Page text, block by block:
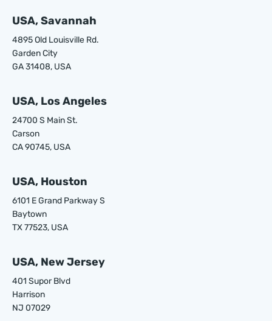
USA, Savannah
4895 Old Louisville Rd.
Garden City
GA 31408, USA
USA, Los Angeles
24700 S Main St.
Carson
CA 90745, USA
USA, Houston
6101 E Grand Parkway S
Baytown
TX 77523, USA
USA, New Jersey
401 Supor Blvd
Harrison
NJ 07029